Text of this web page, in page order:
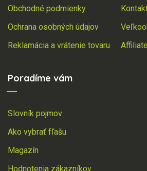
Obchodné podmienky
Ochrana osobných údajov
Reklamácia a vrátenie tovaru
Poradíme vám
Slovník pojmov
Ako vybrať fľašu
Magazín
Hodnotenia zákazníkov